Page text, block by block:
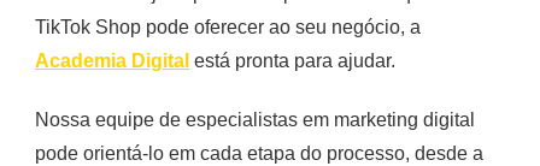
TikTok Shop pode oferecer ao seu negócio, a
Academia Digital está pronta para ajudar.
Nossa equipe de especialistas em marketing digital
pode orientá-lo em cada etapa do processo, desde a